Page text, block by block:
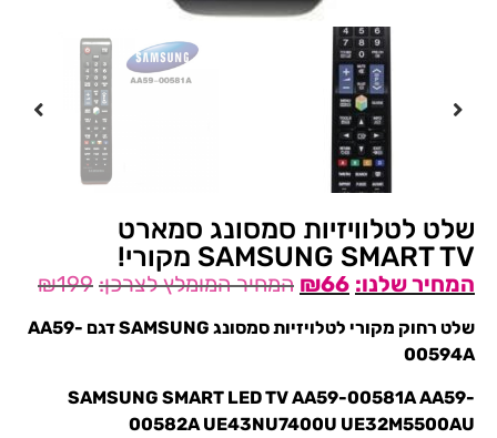
שלט לטלוויזיות סמסונג סמארט
SAMSUNG SMART TV מקורי!
₪199 ₪66
שלט רחוק מקורי לטלויזיות סמסונג SAMSUNG דגם AA59-
00594A
SAMSUNG SMART LED TV AA59-00581A AA59-
00582A UE43NU7400U UE32M5500AU